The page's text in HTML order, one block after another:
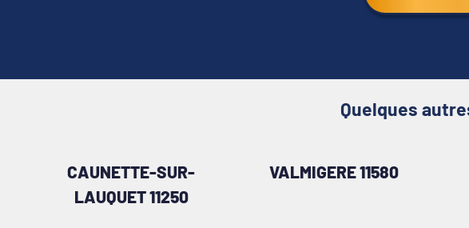
Quelques
CAUNETTE-SUR-
LAUQUET 11250
VALMIGERE 11580